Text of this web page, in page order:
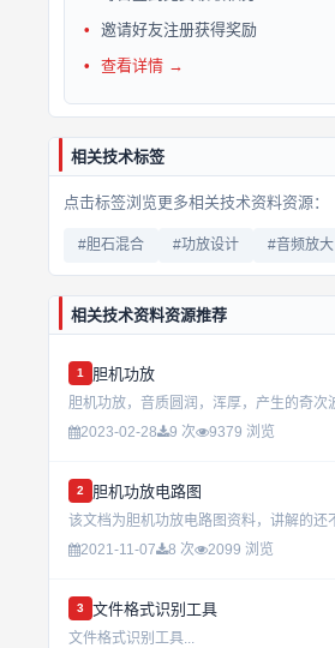
邀请好友注册获得奖励
查看详情 →
相关技术标签
点击标签浏览更多相关技术资料资源：
#胆石混合 #功放设计 #音频放大
相关技术资料资源推荐
1 胆机功放
2023-02-28
9 次 9379 浏览
2 胆机功放电路图
2021-11-07
8 次 2099 浏览
3 文件格式识别工具
文件格式识别工具...